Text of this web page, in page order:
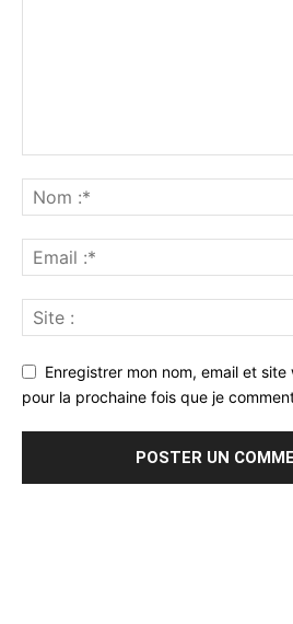
Enregistrer mon nom, email et
pour la prochaine fois que je